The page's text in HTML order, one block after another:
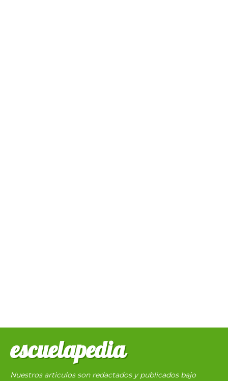
escuelapedia
Nuestros articulos son redactados y publicados bajo